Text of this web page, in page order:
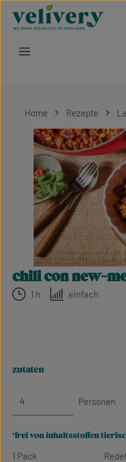
Zum Hauptinhalt springen
Home Rezepte
Bildergalerie überspringen
chili con new-
1 h einfach
zutaten
Personen
*frei von inhaltsstoffen
1 Pack